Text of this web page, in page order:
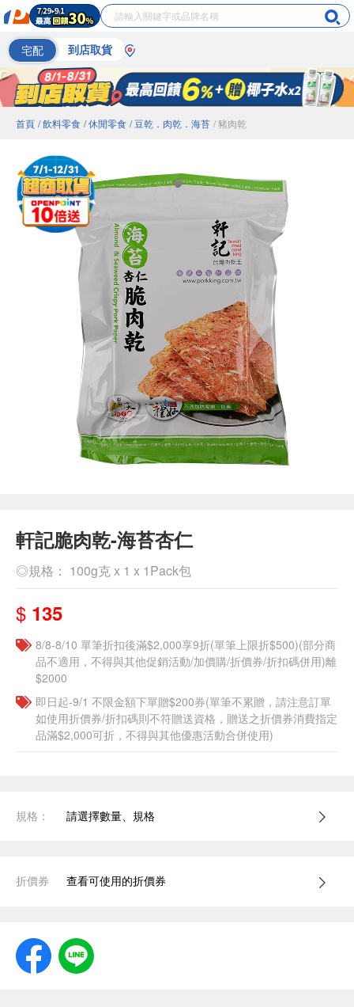
宅配 到店取貨
首頁 / 飲料零食 / 休閒零食 / 豆乾．肉乾．海苔 / 豬肉乾
軒記脆肉乾-海苔杏仁
◎規格： 100g克 x 1 x 1Pack包
$ 135
8/8-8/10 單筆折扣後滿$2,000享9折(單筆上限折$500)(部分商
品不適用，不得與其他促銷活動/加價購/折價券/折扣碼併用)離
$2000
即日起-9/1 不限金額下單贈$200券(單筆不累贈，請注意訂單
如使用折價券/折扣碼則不符贈送資格，贈送之折價券消費指定
品滿$2,000可折，不得與其他優惠活動合併使用)
規格： 請選擇數量、規格
折價券 查看可使用的折價券